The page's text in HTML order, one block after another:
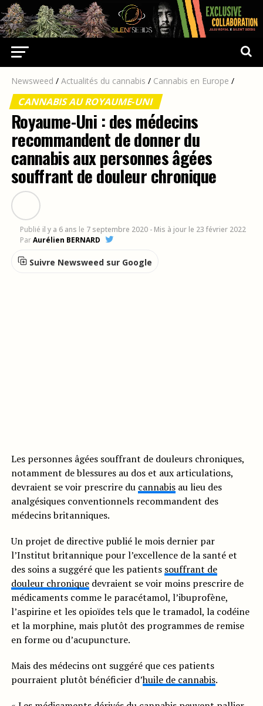
Newsweed / Actualités du cannabis / Cannabis en Europe /
CANNABIS AU ROYAUME-UNI
Royaume-Uni : des médecins
recommandent de donner du
cannabis aux personnes âgées
souffrant de douleur chronique
Publié il y a 6 ans le 7 septembre 2020 - Mis à jour le 23 février 2022
ParAurélien BERNARD
Suivre Newsweed sur Google
Les personnes âgées souffrant de douleurs chroniques,
notamment de blessures au dos et aux articulations,
devraient se voir prescrire du cannabisau lieu des
analgésiques conventionnels recommandent des
médecins britanniques.
Un projet de directive publié le mois dernier par
l’Institut britannique pour l’excellence de la santé et
des soins a suggéré que les patients souffrant de
douleur chroniquedevraient se voir moins prescrire de
médicaments comme le paracétamol, l’ibuprofène,
l’aspirine et les opioïdes tels que le tramadol, la codéine
et la morphine, mais plutôt des programmes de remise
en forme ou d’acupuncture.
Mais des médecins ont suggéré que ces patients
pourraient plutôt bénéficier d’huile de cannabis.